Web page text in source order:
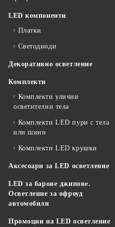
LED компоненти
Платки
Светодиоди
Декоративно осветление
Комплекти
Комплекти улични
осветителни тела
Комплекти LED пури с тела
или шини
Комплекти LED крушки
Аксесоари за LED осветление
LED за барове джипове.
Осветление за офроуд
автомобили
Промоции на LED осветление